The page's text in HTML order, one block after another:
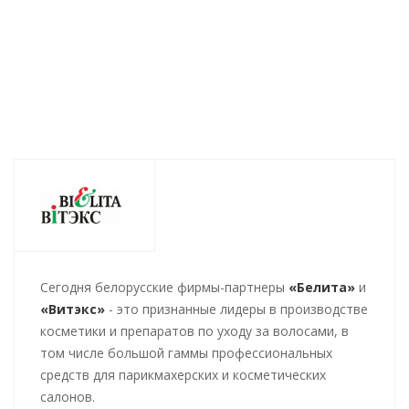
Cегодня белорусские фирмы-партнеры «Белита» и
«Витэкс» - это признанные лидеры в производстве
косметики и препаратов по уходу за волосами, в
том числе большой гаммы профессиональных
средств для парикмахерских и косметических
салонов.